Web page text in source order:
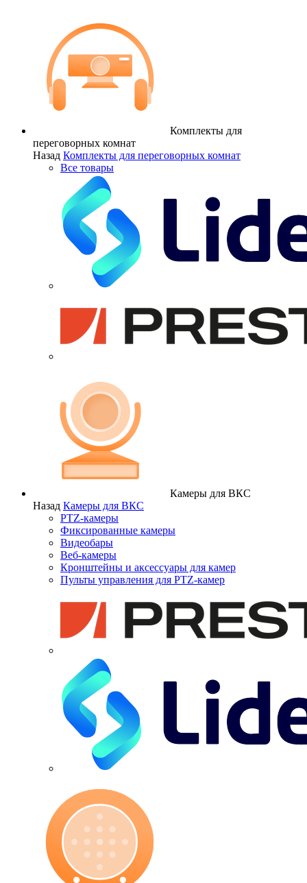
Комплекты для
переговорных комнат
Назад Комплекты для переговорных комнат
Все товары
Камеры для ВКС
Назад Камеры для ВКС
PTZ-камеры
Фиксированные камеры
Видеобары
Веб-камеры
Кронштейны и аксессуары для камер
Пульты управления для PTZ-камер